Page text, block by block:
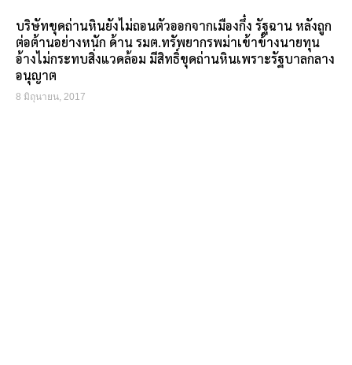
บริษัทขุดถ่านหินยังไม่ถอนตัวออกจากเมืองกึ๋ง รัฐฉาน หลังถูก
ต่อต้านอย่างหนัก ด้าน รมต.ทรัพยากรพม่าเข้าข้างนายทุน
อ้างไม่กระทบสิ่งแวดล้อม มีสิทธิ์ขุดถ่านหินเพราะรัฐบาลกลาง
อนุญาต
8 มิถุนายน, 2017